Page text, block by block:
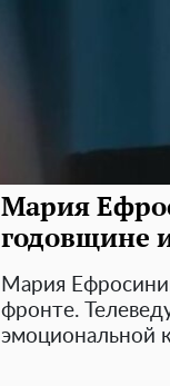
Мария
годовщине
Мария
фронте.
эмоциональной